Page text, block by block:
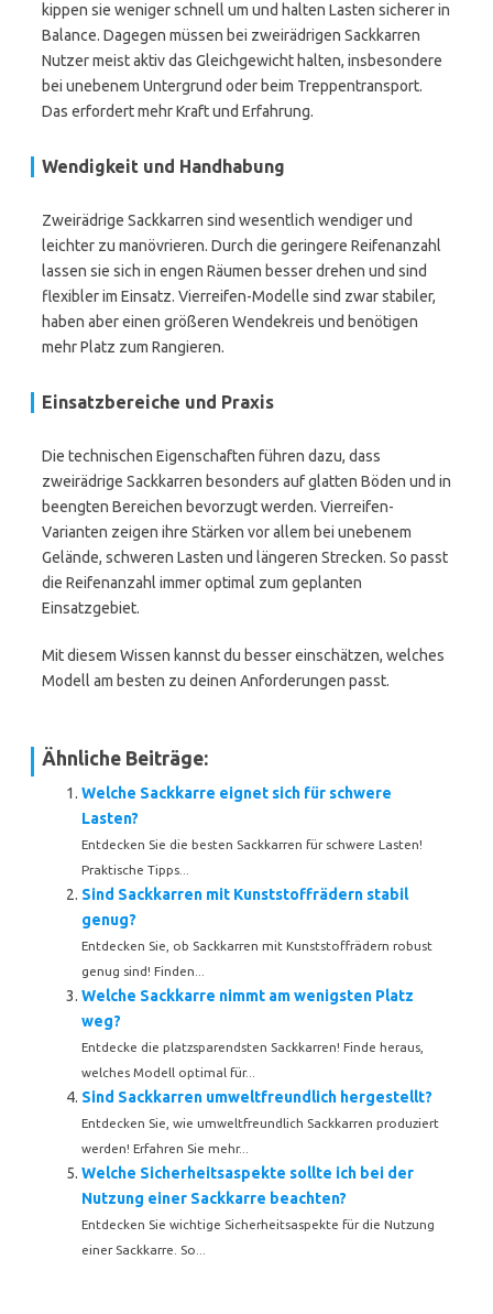
kippen sie weniger schnell um und halten Lasten sicherer in
Balance. Dagegen müssen bei zweirädrigen Sackkarren
Nutzer meist aktiv das Gleichgewicht halten, insbesondere
bei unebenem Untergrund oder beim Treppentransport.
Das erfordert mehr Kraft und Erfahrung.
Wendigkeit und Handhabung
Zweirädrige Sackkarren sind wesentlich wendiger und
leichter zu manövrieren. Durch die geringere Reifenanzahl
lassen sie sich in engen Räumen besser drehen und sind
flexibler im Einsatz. Vierreifen-Modelle sind zwar stabiler,
haben aber einen größeren Wendekreis und benötigen
mehr Platz zum Rangieren.
Einsatzbereiche und Praxis
Die technischen Eigenschaften führen dazu, dass
zweirädrige Sackkarren besonders auf glatten Böden und in
beengten Bereichen bevorzugt werden. Vierreifen-
Varianten zeigen ihre Stärken vor allem bei unebenem
Gelände, schweren Lasten und längeren Strecken. So passt
die Reifenanzahl immer optimal zum geplanten
Einsatzgebiet.
Mit diesem Wissen kannst du besser einschätzen, welches
Modell am besten zu deinen Anforderungen passt.
Ähnliche Beiträge:
Welche Sackkarre eignet sich für schwere
Lasten?
Entdecken Sie die besten Sackkarren für schwere Lasten!
Praktische Tipps...
Sind Sackkarren mit Kunststoffrädern stabil
genug?
Entdecken Sie, ob Sackkarren mit Kunststoffrädern robust
genug sind! Finden...
Welche Sackkarre nimmt am wenigsten Platz
weg?
Entdecke die platzsparendsten Sackkarren! Finde heraus,
welches Modell optimal für...
Sind Sackkarren umweltfreundlich hergestellt?
Entdecken Sie, wie umweltfreundlich Sackkarren produziert
werden! Erfahren Sie mehr...
Welche Sicherheitsaspekte sollte ich bei der
Nutzung einer Sackkarre beachten?
Entdecken Sie wichtige Sicherheitsaspekte für die Nutzung
einer Sackkarre. So...